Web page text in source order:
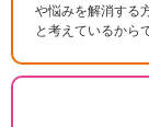
や悩みを解消する
と考えているから